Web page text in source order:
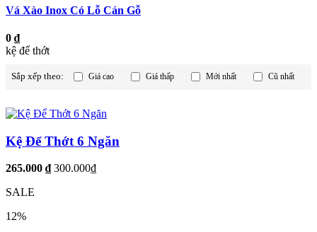
Vá Xào Inox Có Lỗ Cán Gỗ
0 ₫
kệ để thớt
Sắp xếp theo: Giá cao Giá thấp Mới nhất Cũ nhất
Kệ Để Thớt 6 Ngăn
265.000 ₫ 300.000₫
SALE
12%